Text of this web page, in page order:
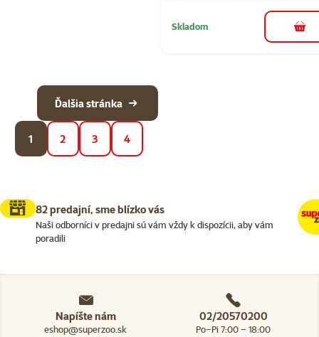
Skladom do
1 2 3 4
Ďalšia stránka
82 predajní, sme blízko vás
Naši odborníci v predajni sú vám vždy k dispozícii, aby vám
poradili
Napíšte nám
eshop@superzoo.sk
02/20570200
Po–Pi 7:00 – 18:00